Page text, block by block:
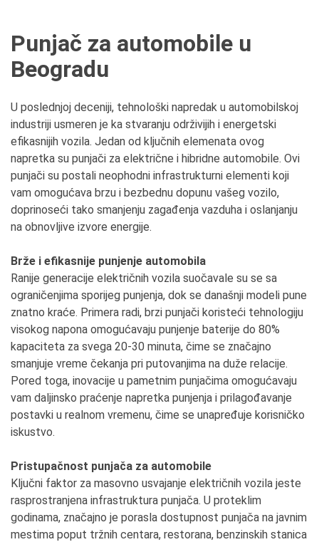
Punjač za automobile u
Beogradu
U poslednjoj deceniji, tehnološki napredak u automobilskoj
industriji usmeren je ka stvaranju održivijih i energetski
efikasnijih vozila. Jedan od ključnih elemenata ovog
napretka su punjači za električne i hibridne automobile. Ovi
punjači su postali neophodni infrastrukturni elementi koji
vam omogućava brzu i bezbednu dopunu vašeg vozilo,
doprinoseći tako smanjenju zagađenja vazduha i oslanjanju
na obnovljive izvore energije.
Brže i efikasnije punjenje automobila
Ranije generacije električnih vozila suočavale su se sa
ograničenjima sporijeg punjenja, dok se današnji modeli pune
znatno kraće. Primera radi, brzi punjači koristeći tehnologiju
visokog napona omogućavaju punjenje baterije do 80%
kapaciteta za svega 20-30 minuta, čime se značajno
smanjuje vreme čekanja pri putovanjima na duže relacije.
Pored toga, inovacije u pametnim punjačima omogućavaju
vam daljinsko praćenje napretka punjenja i prilagođavanje
postavki u realnom vremenu, čime se unapređuje korisničko
iskustvo.
Pristupačnost punjača za automobile
Ključni faktor za masovno usvajanje električnih vozila jeste
rasprostranjena infrastruktura punjača. U proteklim
godinama, značajno je porasla dostupnost punjača na javnim
mestima poput tržnih centara, restorana, benzinskih stanica